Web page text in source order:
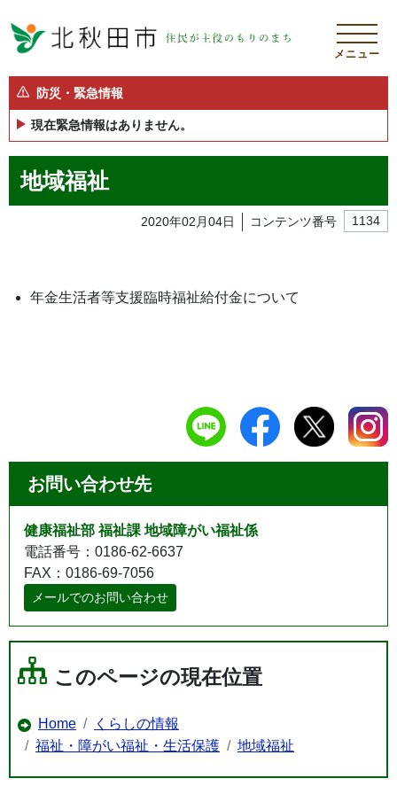
メニュー
防災・緊急情報
現在緊急情報はありません。
地域福祉
2020年02月04日 コンテンツ番号 1134
年金生活者等支援臨時福祉給付金について
お問い合わせ先
健康福祉部 福祉課 地域障がい福祉係
電話番号：0186-62-6637
FAX：0186-69-7056
メールでのお問い合わせ
このページの現在位置
Home
くらしの情報
福祉・障がい福祉・生活保護
地域福祉